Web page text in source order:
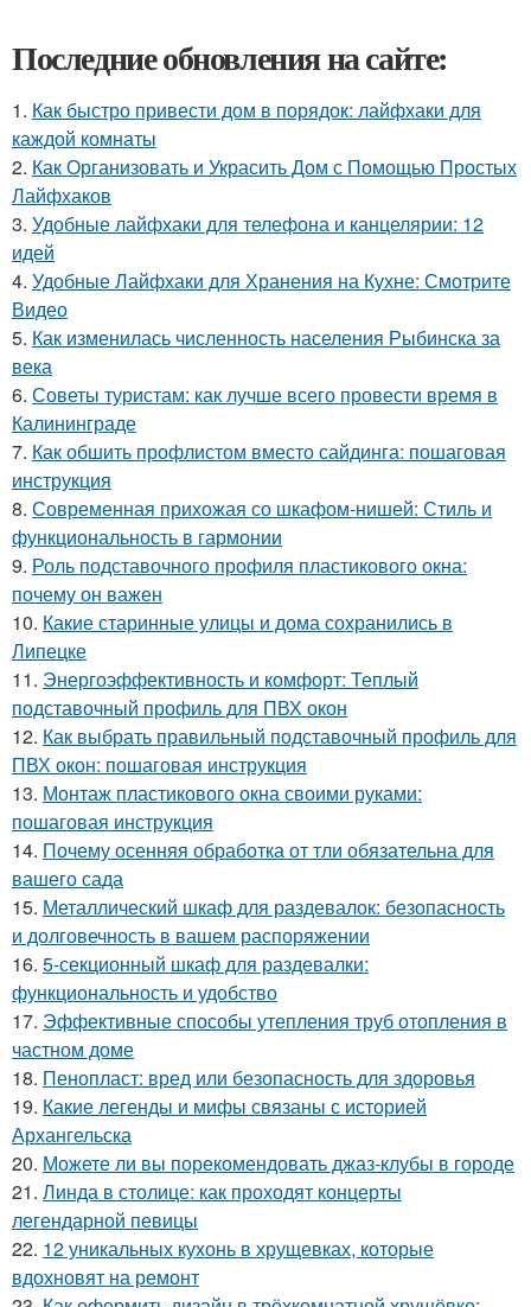
Последние обновления на сайте:
1. Как быстро привести дом в порядок: лайфхаки для
каждой комнаты
2. Как Организовать и Украсить Дом с Помощью Простых
Лайфхаков
3. Удобные лайфхаки для телефона и канцелярии: 12
идей
4. Удобные Лайфхаки для Хранения на Кухне: Смотрите
Видео
5. Как изменилась численность населения Рыбинска за
века
6. Советы туристам: как лучше всего провести время в
Калининграде
7. Как обшить профлистом вместо сайдинга: пошаговая
инструкция
8. Современная прихожая со шкафом-нишей: Стиль и
функциональность в гармонии
9. Роль подставочного профиля пластикового окна:
почему он важен
10. Какие старинные улицы и дома сохранились в
Липецке
11. Энергоэффективность и комфорт: Теплый
подставочный профиль для ПВХ окон
12. Как выбрать правильный подставочный профиль для
ПВХ окон: пошаговая инструкция
13. Монтаж пластикового окна своими руками:
пошаговая инструкция
14. Почему осенняя обработка от тли обязательна для
вашего сада
15. Металлический шкаф для раздевалок: безопасность
и долговечность в вашем распоряжении
16. 5-секционный шкаф для раздевалки:
функциональность и удобство
17. Эффективные способы утепления труб отопления в
частном доме
18. Пенопласт: вред или безопасность для здоровья
19. Какие легенды и мифы связаны с историей
Архангельска
20. Можете ли вы порекомендовать джаз-клубы в городе
21. Линда в столице: как проходят концерты
легендарной певицы
22. 12 уникальных кухонь в хрущевках, которые
вдохновят на ремонт